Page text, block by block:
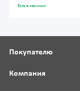
Есть в наличии
Покупателю
Компания